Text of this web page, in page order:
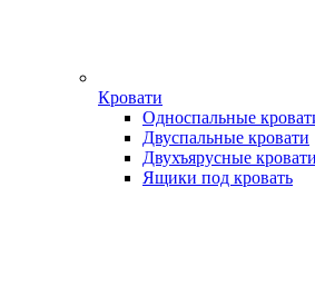
Кровати
Односпальные
Двуспальные кровати
Двухъярусные кровати
Ящики под кровать